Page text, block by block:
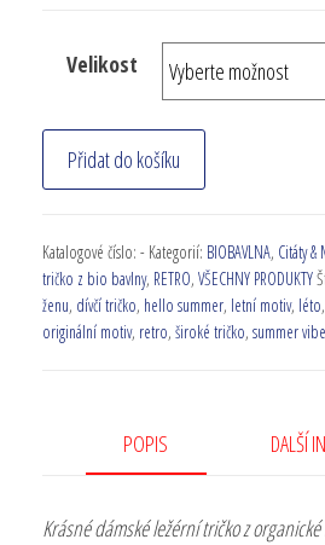
Velikost
Přidat do košíku
Katalogové číslo: - Kategorií: BIOBAVLNA, Citáty &
tričko z bio bavlny, RETRO, VŠECHNY PRODUKTY
ženu, dívčí tričko, hello summer, letní motiv, léto,
originální motiv, retro, široké tričko, summer
POPIS DALŠÍ
Krásné dámské ležérní tričko z